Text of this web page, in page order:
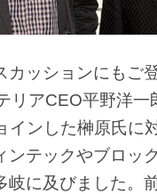
ッションにもご
アCEO平野洋一
ンした榊原氏に
テックやブロッ
に及びました。